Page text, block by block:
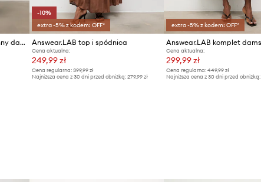
Answear.LAB komplet codzienny damski z wiskozą
-10%
extra -5% z kodem: OFF*
Answear.LAB top i spódnica
Cena aktualna:
249,99 zł
Cena regularna: 399,99 zł
Najniższa cena z 30 dni przed obniżką: 279,99 zł
extra -5% z kodem: OFF*
Cena aktualna:
299,99 zł
Cena regularna: 449,99 zł
Najniższa cena z 30 dni przed obniżką: